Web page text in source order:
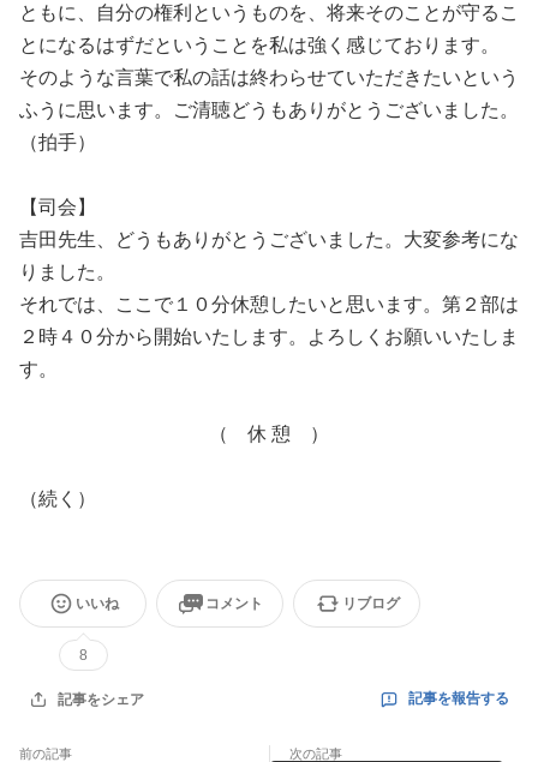
ともに、自分の権利というものを、将来そのことが守るこ
とになるはずだということを私は強く感じております。
そのような言葉で私の話は終わらせていただきたいという
ふうに思います。ご清聴どうもありがとうございました。
（拍手）
【司会】
吉田先生、どうもありがとうございました。大変参考にな
りました。
それでは、ここで１０分休憩したいと思います。第２部は
２時４０分から開始いたします。よろしくお願いいたしま
す。
（ 休 憩 ）
（続く）
いいね
8
コメント リブログ
記事をシェア 記事を報告する
前の記事 次の記事